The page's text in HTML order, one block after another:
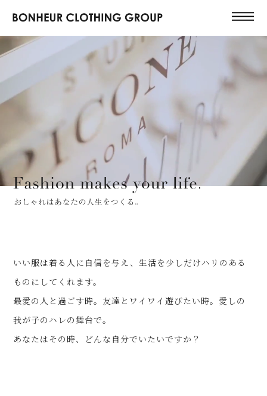
いい服は着る人に自信を与え、生活を少しだけハリのある
ものにしてくれます。
最愛の人と過ごす時。友達とワイワイ遊びたい時。愛しの
我が子のハレの舞台で。
あなたはその時、どんな自分でいたいですか？